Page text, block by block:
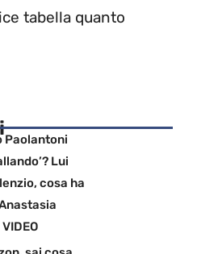
tabella quanto
Paolantoni
Lui
cosa ha